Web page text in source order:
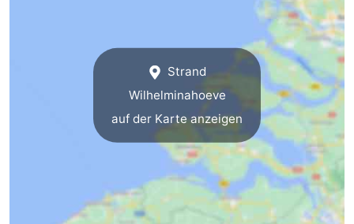
Strand
Wilhelminahoeve
auf der Karte anzeigen